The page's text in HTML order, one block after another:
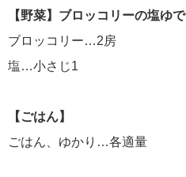
【野菜】ブロッコリーの塩ゆで
ブロッコリー…2房
塩…小さじ1
【ごはん】
ごはん、ゆかり…各適量